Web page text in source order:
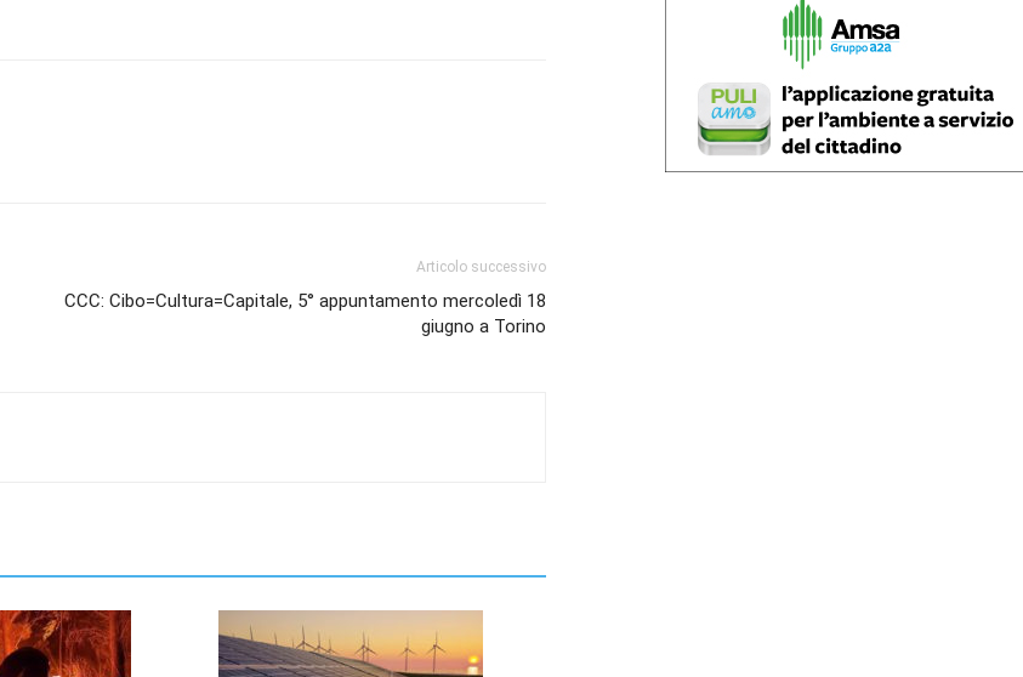
Articolo successivo
CCC: Cibo=Cultura=Capitale, 5° appuntamento mercoledì 18
giugno a Torino